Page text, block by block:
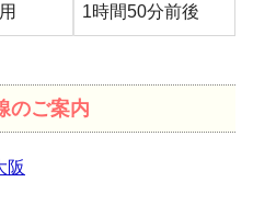
1時間50分前後
のご案内
阪